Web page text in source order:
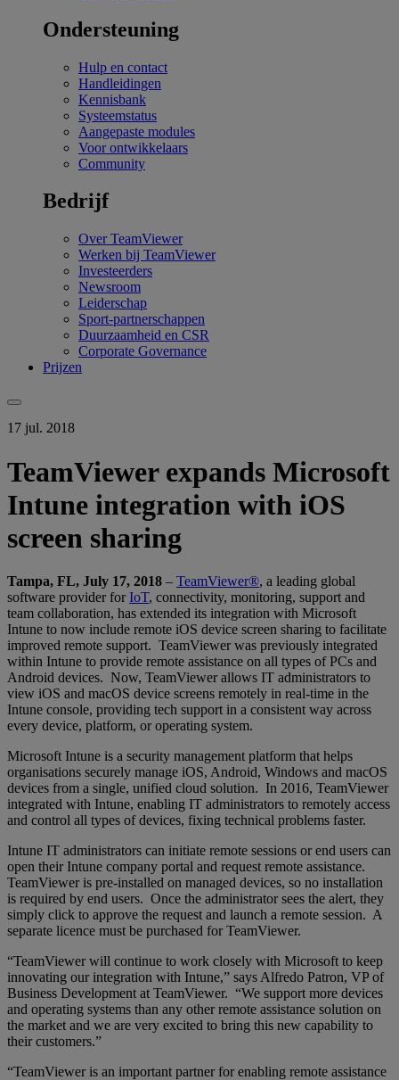
Ondersteuning
Hulp en contact
Handleidingen
Kennisbank
Systeemstatus
Aangepaste modules
Voor ontwikkelaars
Community
Bedrijf
Over TeamViewer
Werken bij TeamViewer
Investeerders
Newsroom
Leiderschap
Sport-partnerschappen
Duurzaamheid en CSR
Corporate Governance
Prijzen
17 jul. 2018
TeamViewer expands Microsoft
Intune integration with iOS
screen sharing
Tampa, FL, July 17, 2018 – TeamViewer®, a leading global
software provider forIoT, connectivity, monitoring, support and
team collaboration, has extended its integration with Microsoft
Intune to now include remote iOS device screen sharing to facilitate
improved remote support. TeamViewer was previously integrated
within Intune to provide remote assistance on all types of PCs and
Android devices. Now, TeamViewer allows IT administrators to
view iOS and macOS device screens remotely in real-time in the
Intune console, providing tech support in a consistent way across
every device, platform, or operating system.
Microsoft Intune is a security management platform that helps
organisations securely manage iOS, Android, Windows and macOS
devices from a single, unified cloud solution. In 2016, TeamViewer
integrated with Intune, enabling IT administrators to remotely access
and control all types of devices, fixing technical problems faster.
Intune IT administrators can initiate remote sessions or end users can
open their Intune company portal and request remote assistance.
TeamViewer is pre-installed on managed devices, so no installation
is required by end users. Once the administrator sees the alert, they
simply click to approve the request and launch a remote session. A
separate licence must be purchased for TeamViewer.
“TeamViewer will continue to work closely with Microsoft to keep
innovating our integration with Intune,” says Alfredo Patron, VP of
Business Development at TeamViewer. “We support more devices
and operating systems than any other remote assistance solution on
the market and we are very excited to bring this new capability to
their customers.”
“TeamViewer is an important partner for enabling remote assistance